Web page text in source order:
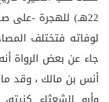
22هـ) للهجرة -على
لوفاته فتختلف
جاء عن بعض الرواة
أنس بن مالك ، وقد مات